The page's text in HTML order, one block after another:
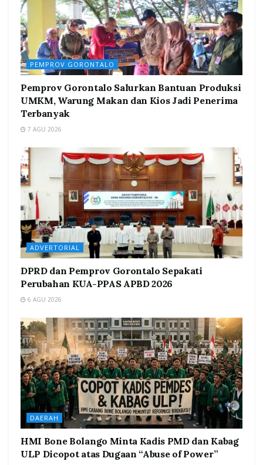
PEMPROV GORONTALO
Pemprov Gorontalo Salurkan Bantuan Produksi
UMKM, Warung Makan dan Kios Jadi Penerima
Terbanyak
7 AGU 2026
ADVERTORIAL
DPRD dan Pemprov Gorontalo Sepakati
Perubahan KUA-PPAS APBD 2026
6 AGU 2026
DAERAH
HMI Bone Bolango Minta Kadis PMD dan Kabag
ULP Dicopot atas Dugaan “Abuse of Power”